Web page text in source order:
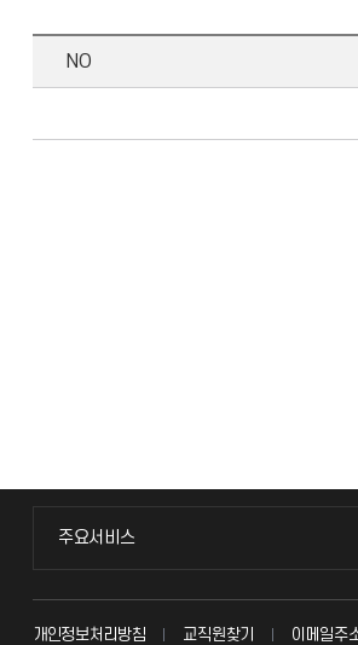
NO
주요서비스
주요서비스
교무회의방송
개인정보처리방침 교직원찾기 이메일주